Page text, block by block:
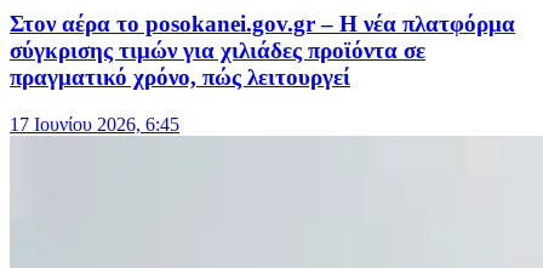
Στον αέρα το posokanei.gov.gr – Η νέα πλατφόρμα
σύγκρισης τιμών για χιλιάδες προϊόντα σε
πραγματικό χρόνο, πώς λειτουργεί
17 Ιουνίου 2026, 6:45